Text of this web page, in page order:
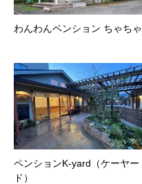
わんわんペンション ちゃちゃ
ペンションK-yard（ケーヤー
ド）